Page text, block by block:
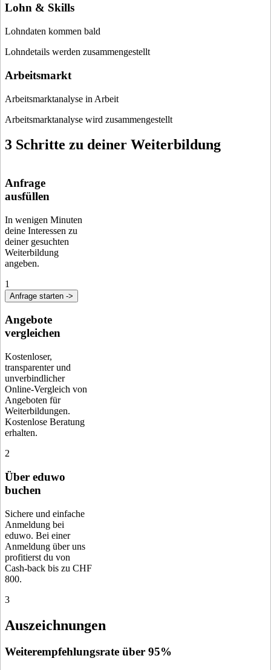
Lohn & Skills
Lohndaten kommen bald
Lohndetails werden zusammengestellt
Arbeitsmarkt
Arbeitsmarktanalyse in Arbeit
Arbeitsmarktanalyse wird zusammengestellt
3 Schritte zu deiner Weiterbildung
Anfrage
ausfüllen
In wenigen Minuten
deine Interessen zu
deiner gesuchten
Weiterbildung
angeben.
1
Anfrage starten ->
Angebote
vergleichen
Kostenloser,
transparenter und
unverbindlicher
Online-Vergleich von
Angeboten für
Weiterbildungen.
Kostenlose Beratung
erhalten.
2
Über eduwo
buchen
Sichere und einfache
Anmeldung bei
eduwo. Bei einer
Anmeldung über uns
profitierst du von
Cash-back bis zu CHF
800.
3
Auszeichnungen
Weiterempfehlungsrate über 95%